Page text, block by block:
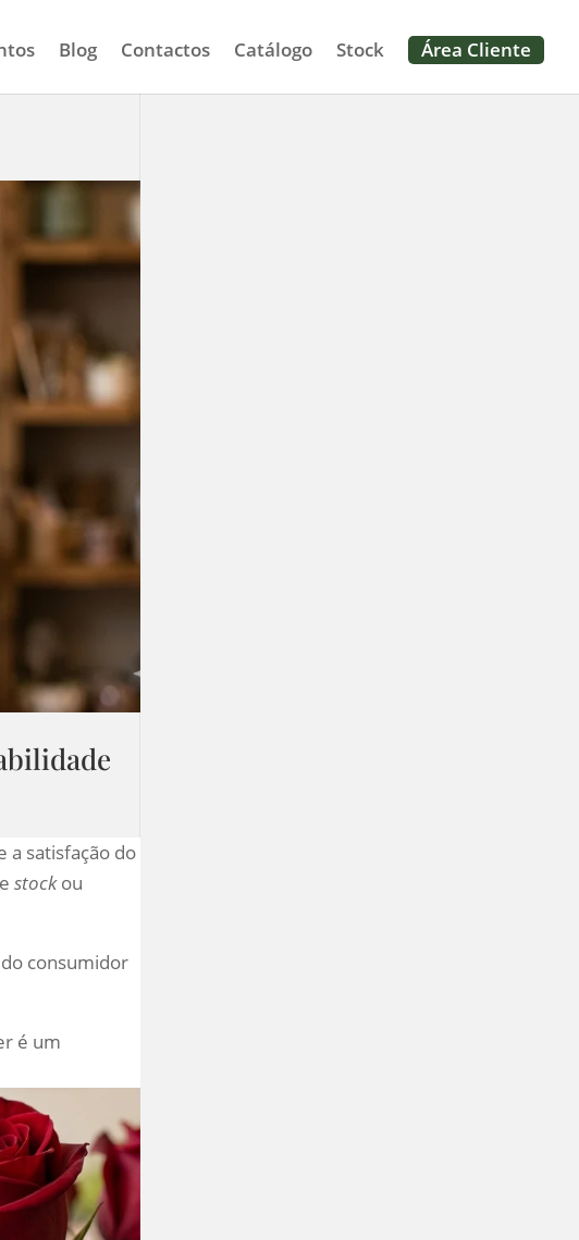
Blog Contactos Catálogo Stock Área Cliente
a satisfação do
stockou
consumidor
é um